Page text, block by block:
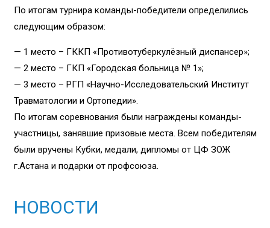
По итогам турнира команды-победители определились
следующим образом:
— 1 место – ГККП «Противотуберкулёзный диспансер»;
— 2 место – ГКП «Городская больница № 1»;
— 3 место – РГП «Научно-Исследовательский Институт
Травматологии и Ортопедии».
По итогам соревнования были награждены команды-
участницы, занявшие призовые места. Всем победителям
были вручены Кубки, медали, дипломы от ЦФ ЗОЖ
г.Астана и подарки от профсоюза.
НОВОСТИ